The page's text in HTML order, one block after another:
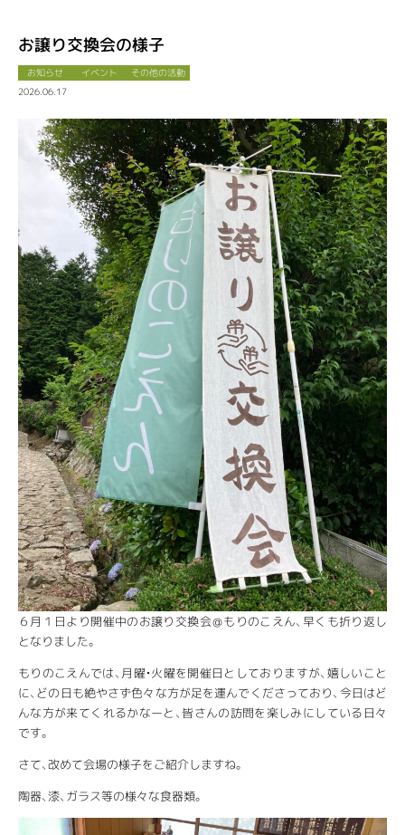
お譲り交換会の様子
お知らせ イベント
その他の活動
2026.06.17
６月１日より開催中のお譲り交換会＠もりのこえん、早くも折り返し
となりました。
もりのこえんでは、月曜・火曜を開催日としておりますが、嬉しいこと
に、どの日も絶やさず色々な方が足を運んでくださっており、今日はど
んな方が来てくれるかなーと、皆さんの訪問を楽しみにしている日々
です。
さて、改めて会場の様子をご紹介しますね。
陶器、漆、ガラス等の様々な食器類。